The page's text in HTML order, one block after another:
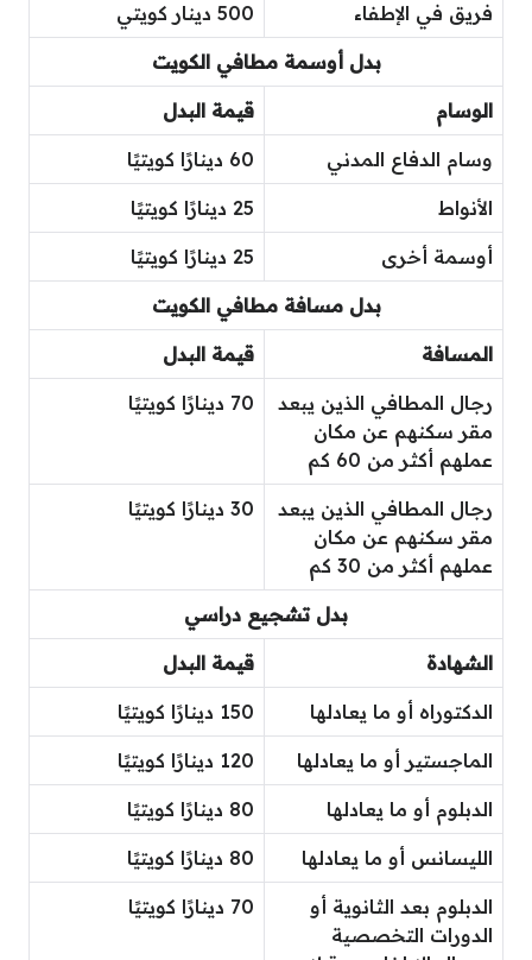
فريق في الإطفاء 500 دينار كويتي
بدل أوسمة مطافي الكويت
الوسام قيمة البدل
وسام الدفاع المدني 60 دينارًا كويتيًا
الأنواط 25 دينارًا كويتيًا
أوسمة أخرى 25 دينارًا كويتيًا
بدل مسافة مطافي الكويت
المسافة قيمة البدل
رجال المطافي الذين يبعد
مقر سكنهم عن مكان
عملهم أكثر من 60 كم
70 دينارًا كويتيًا
رجال المطافي الذين يبعد
مقر سكنهم عن مكان
عملهم أكثر من 30 كم
30 دينارًا كويتيًا
بدل تشجيع دراسي
الشهادة قيمة البدل
الدكتوراه أو ما يعادلها 150 دينارًا كويتيًا
الماجستير أو ما يعادلها 120 دينارًا كويتيًا
الدبلوم أو ما يعادلها 80 دينارًا كويتيًا
الليسانس أو ما يعادلها 80 دينارًا كويتيًا
الدبلوم بعد الثانوية أو
الدورات التخصصية
70 دينارًا كويتيًا